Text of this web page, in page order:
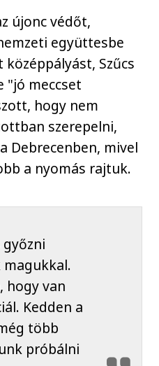
újonc védőt,
együttesbe
Szűcs
"jó meccset
hogy nem
szerepelni,
Debrecenben, mivel
a nyomás rajtuk.
hogy van
Kedden a
több
próbálni